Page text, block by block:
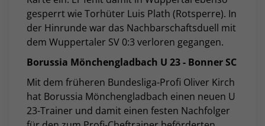
gesperrt wie Torhüter Luis Plath (Rotsperre). In
der Hinrunde war das Nachbarschaftsduell mit
dem Wuppertaler SV 0:3 verloren gegangen.
Borussia Mönchengladbach U 23 - Bonner SC
Mit dem früheren Bundesliga-Profi Oliver Kirch
hat Borussia Mönchengladbach einen neuen U
23-Trainer und damit einen festen Nachfolger